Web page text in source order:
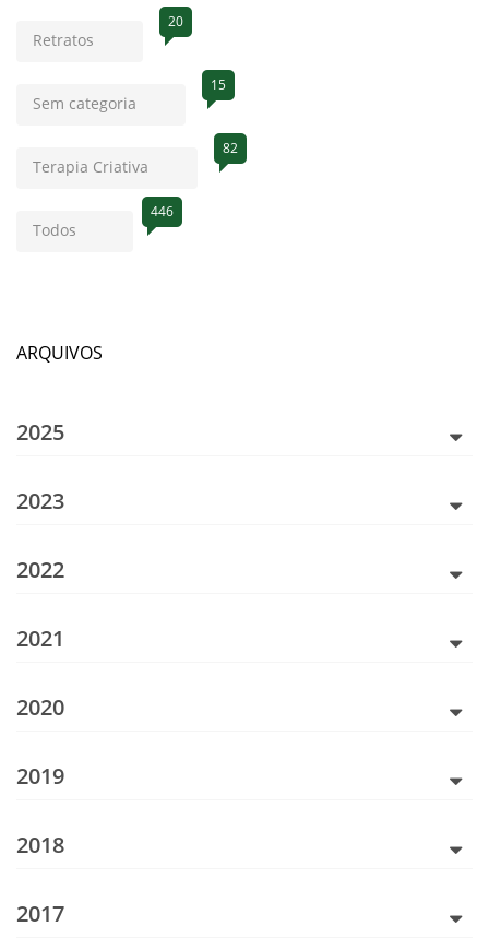
Retratos
20
Sem categoria
15
Terapia Criativa
82
Todos
446
ARQUIVOS
2025
2023
2022
2021
2020
2019
2018
2017